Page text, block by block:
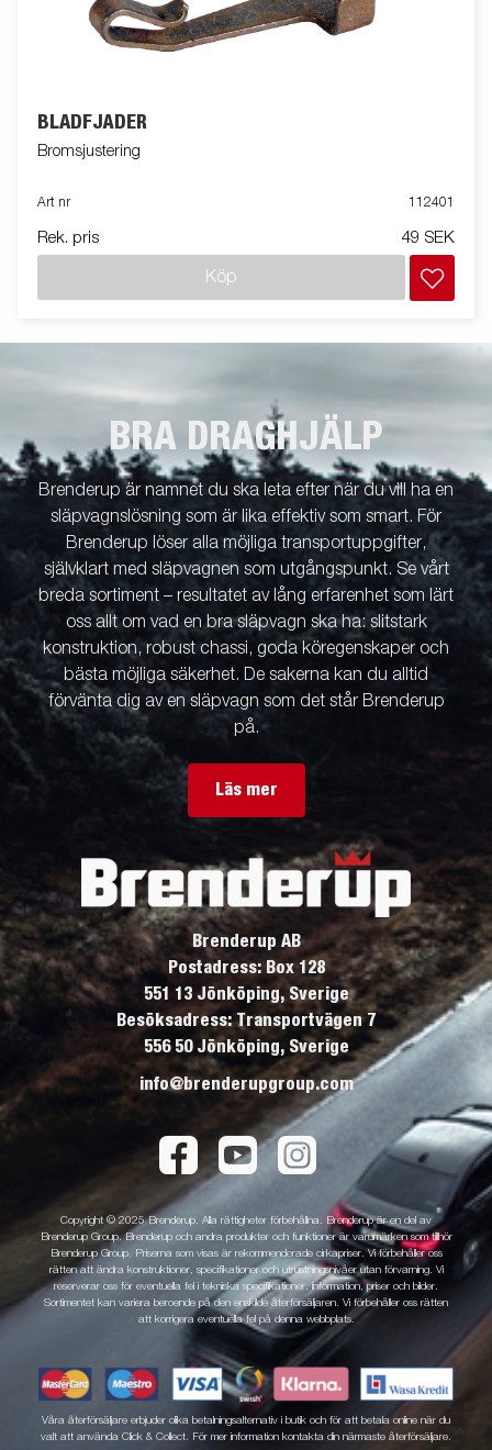
BLADFJÄDER
Bromsjustering
Art nr 112401
Rek. pris 49 SEK
Köp
BRA DRAGHJÄLP
Brenderup är namnet du ska leta efter när du vill ha en
släpvagnslösning som är lika effektiv som smart. För
Brenderup löser alla möjliga transportuppgifter,
självklart med släpvagnen som utgångspunkt. Se vårt
breda sortiment – resultatet av lång erfarenhet som lärt
oss allt om vad en bra släpvagn ska ha: slitstark
konstruktion, robust chassi, goda köregenskaper och
bästa möjliga säkerhet. De sakerna kan du alltid
förvänta dig av en släpvagn som det står Brenderup
på.
Läs mer
Brenderup AB
Postadress: Box 128
551 13 Jönköping, Sverige
Besöksadress: Transportvägen 7
556 50 Jönköping, Sverige
info@brenderupgroup.com
Copyright © 2025 Brenderup. Alla rättigheter förbehållna. Brenderup är en del av
Brenderup Group. Brenderup och andra produkter och funktioner är varumärken som tillhör
Brenderup Group. Priserna som visas är rekommenderade cirkapriser. Vi förbehåller oss
rätten att ändra konstruktioner, specifikationer och utrustningsnivåer utan förvarning. Vi
reserverar oss för eventuella fel i tekniska specifikationer, information, priser och bilder.
Sortimentet kan variera beroende på den enskilde återförsäljaren. Vi förbehåller oss rätten
att korrigera eventuella fel på denna webbplats.
Våra återförsäljare erbjuder olika betalningsalternativ i butik och för att betala online när du
valt att använda Click & Collect. För mer information kontakta din närmaste återförsäljare.